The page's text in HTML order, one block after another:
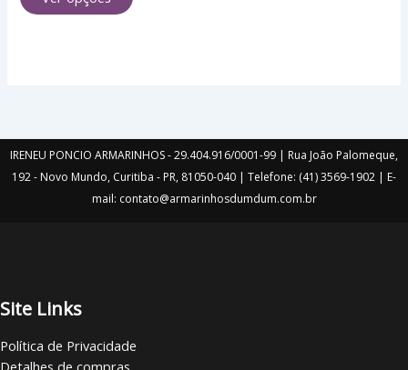
IRENEU PONCIO ARMARINHOS - 29.404.916/0001-99 | Rua João Palomeque,
192 - Novo Mundo, Curitiba - PR, 81050-040 | Telefone: (41) 3569-1902 | E-
mail: contato@armarinhosdumdum.com.br
Site Links
Política de Privacidade